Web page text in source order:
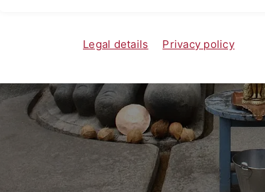
Legal details Privacy policy